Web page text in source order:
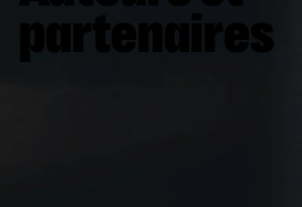
partenaires